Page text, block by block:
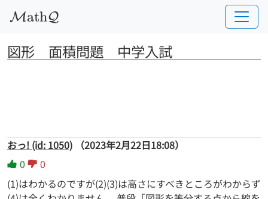
MathQ
図形　面積問題　中学入試
おっ! (id: 1050)
（2023年2月22日18:08）
0
0
(1)はわかるのですが(2)(3)は高さにすべきところがわからず